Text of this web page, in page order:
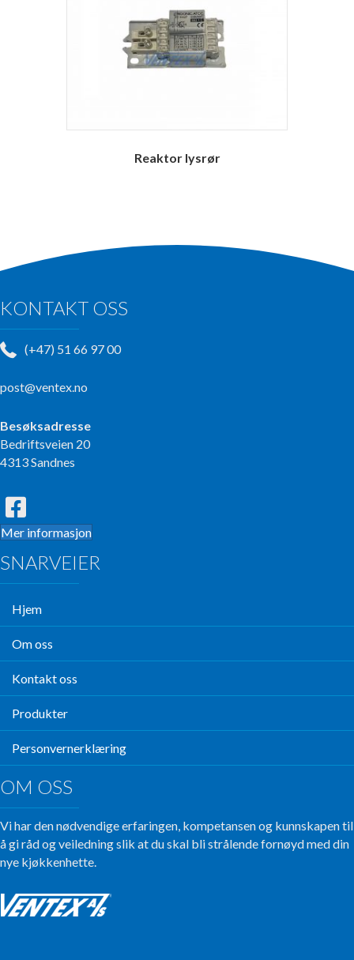
Reaktor lysrør
KONTAKT OSS
(+47) 51 66 97 00
post@ventex.no
Besøksadresse
Bedriftsveien 20
4313 Sandnes
Mer informasjon
SNARVEIER
Hjem
Om oss
Kontakt oss
Produkter
Personvernerklæring
OM OSS
Vi har den nødvendige erfaringen, kompetansen og kunnskapen til
å gi råd og veiledning slik at du skal bli strålende fornøyd med din
nye kjøkkenhette.